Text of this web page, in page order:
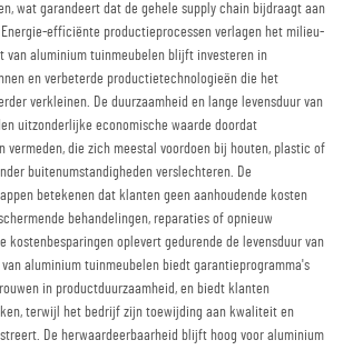
wat garandeert dat de gehele supply chain bijdraagt aan
efficiënte productieprocessen verlagen het milieu-
aluminium tuinmeubelen blijft investeren in
en verbeterde productietechnologieën die het
verkleinen. De duurzaamheid en lange levensduur van
uitzonderlijke economische waarde doordat
vermeden, die zich meestal voordoen bij houten, plastic of
buitenumstandigheden verslechteren. De
betekenen dat klanten geen aanhoudende kosten
behandelingen, reparaties of opnieuw
kostenbesparingen oplevert gedurende de levensduur van
aluminium tuinmeubelen biedt garantieprogramma's
in productduurzaamheid, en biedt klanten
terwijl het bedrijf zijn toewijding aan kwaliteit en
De herwaardeerbaarheid blijft hoog voor aluminium